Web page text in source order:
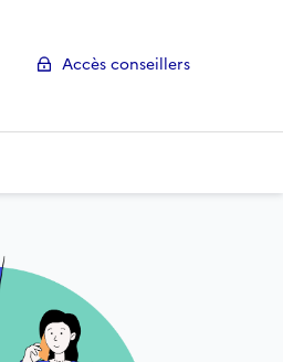
Accès conseillers